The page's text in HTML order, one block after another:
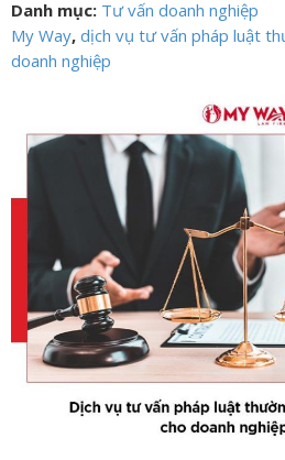
Danh mục: Tư vấn doanh nghiệp
My Way, dịch vụ tư vấn pháp luật
doanh nghiệp